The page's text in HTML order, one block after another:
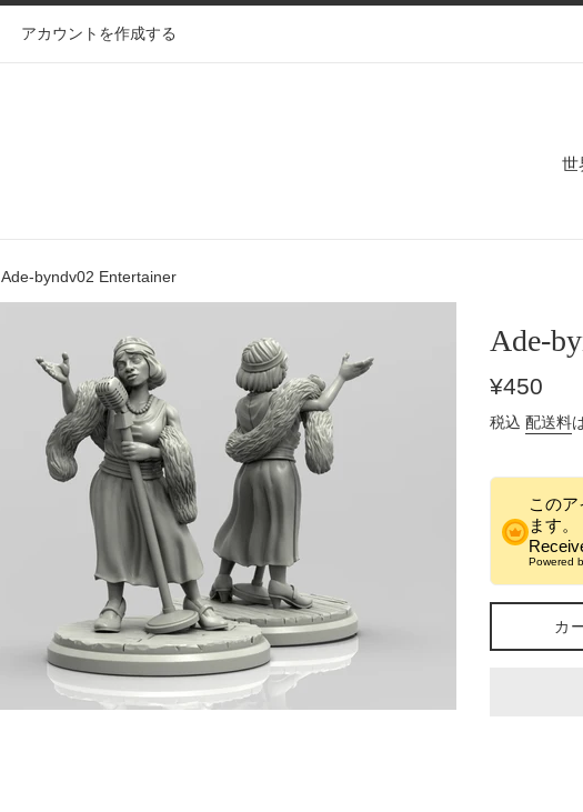
アカウントを作成する
世
Ade-byndv02 Entertainer
Ade-
通
価
¥450
税込 配送料
この
ます。
Powered
カ